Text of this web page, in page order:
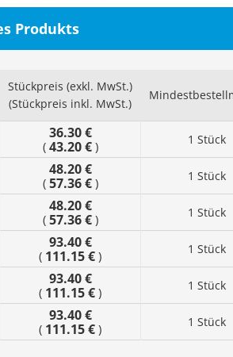
Produkts
Stückpreis (exkl. MwSt.)
(Stückpreis inkl. MwSt.)
36.30 €
( 43.20 €) 1 Stück
48.20 €
( 57.36 €) 1 Stück
48.20 €
( 57.36 €) 1 Stück
93.40 €
( 111.15 € ) 1 Stück
93.40 €
( 111.15 € ) 1 Stück
93.40 €
( 111.15 € ) 1 Stück